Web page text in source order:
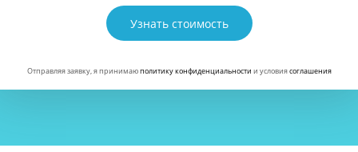
Узнать стоимость
Отправляя заявку, я принимаюполитику конфиденциальности и условиясоглашения